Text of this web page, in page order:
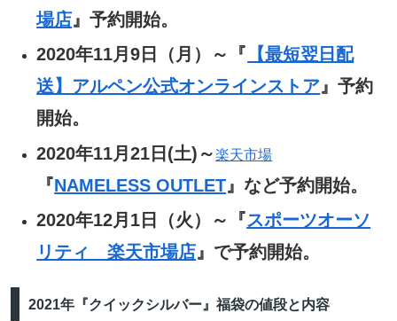
場店』予約開始。
2020年11月9日（月）～『 【最短翌日配
送】アルペン公式オンラインストア』予約
開始。
2020年11月21日(土)～楽天市場
『NAMELESS OUTLET』など予約開始。
2020年12月1日（火）～『スポーツオーソ
リティ 楽天市場店』で予約開始。
2021年『クイックシルバー』福袋の値段と内容